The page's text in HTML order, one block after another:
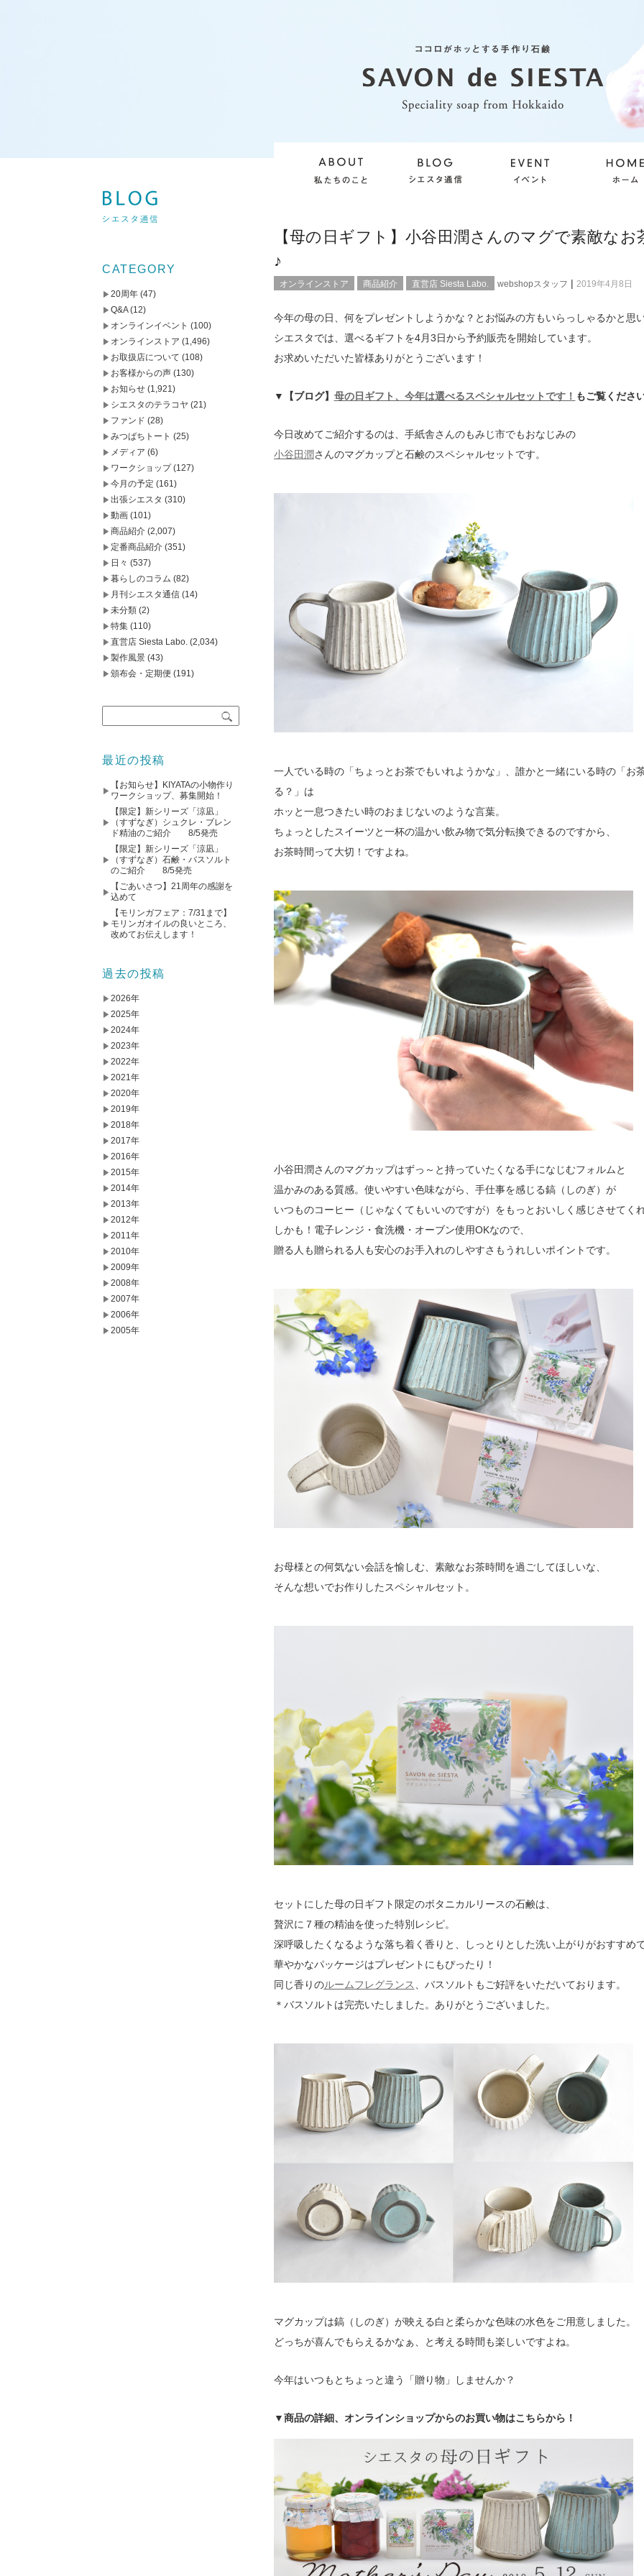
【母の日ギフト】小谷田潤さんのマグで素敵なお
♪
オンラインストア 商品紹介 直営店 Siesta Labo. webshopスタッフ | 2019年4月8日
今年の母の日、何をプレゼントしようかな？とお悩みの方もいらっしゃるかと思
シエスタでは、選べるギフトを4月3日から予約販売を開始しています。
お求めいただいた皆様ありがとうございます！
▼【ブログ】 母の日ギフト、今年は選べるスペシャルセットです！ もご覧くださ
今日改めてご紹介するのは、手紙舎さんのもみじ市でもおなじみの
小谷田潤さんのマグカップと石鹸のスペシャルセットです。
一人でいる時の「ちょっとお茶でもいれようかな」、誰かと一緒にいる時の「お
る？」は
ホッと一息つきたい時のおまじないのような言葉。
ちょっとしたスイーツと一杯の温かい飲み物で気分転換できるのですから、
お茶時間って大切！ですよね。
小谷田潤さんのマグカップはずっ～と持っていたくなる手になじむフォルムと
温かみのある質感。使いやすい色味ながら、手仕事を感じる鎬（しのぎ）が
いつものコーヒー（じゃなくてもいいのですが）をもっとおいしく感じさせてく
しかも！電子レンジ・食洗機・オーブン使用OKなので、
贈る人も贈られる人も安心のお手入れのしやすさもうれしいポイントです。
お母様との何気ない会話を愉しむ、素敵なお茶時間を過ごしてほしいな、
そんな想いでお作りしたスペシャルセット。
セットにした母の日ギフト限定のボタニカルリースの石鹸は、
贅沢に７種の精油を使った特別レシピ。
深呼吸したくなるような落ち着く香りと、しっとりとした洗い上がりがおすすめ
華やかなパッケージはプレゼントにもぴったり！
同じ香りのルームフレグランス 、バスソルトもご好評をいただいております。
＊バスソルトは完売いたしました。ありがとうございました。
マグカップは鎬（しのぎ）が映える白と柔らかな色味の水色をご用意しました。
どっちが喜んでもらえるかなぁ、と考える時間も楽しいですよね。
今年はいつもとちょっと違う「贈り物」しませんか？
▼商品の詳細、オンラインショップからのお買い物はこちらから！
CATEGORY
20周年 (47)
Q&A(12)
オンラインイベント (100)
オンラインストア (1,496)
お取扱店について (108)
お客様からの声 (130)
お知らせ (1,921)
シエスタのテラコヤ (21)
ファンド (28)
みつばちトート (25)
メディア (6)
ワークショップ(127)
今月の予定 (161)
出張シエスタ (310)
動画 (101)
商品紹介 (2,007)
定番商品紹介 (351)
日々 (537)
暮らしのコラム (82)
月刊シエスタ通信 (14)
未分類 (2)
特集 (110)
直営店 Siesta Labo. (2,034)
製作風景 (43)
頒布会・定期便 (191)
最近の投稿
【お知らせ】KIYATAの小物作り
ワークショップ、募集開始！
【限定】新シリーズ「涼凪」
（すずなぎ）シュクレ・ブレン
ド精油のご紹介 8/5発売
【限定】新シリーズ「涼凪」
（すずなぎ）石鹸・バスソルト
のご紹介 8/5発売
【ごあいさつ】21周年の感謝を
込めて
【モリンガフェア：7/31まで】
モリンガオイルの良いところ、
改めてお伝えします！
過去の投稿
2026年
2025年
2024年
2023年
2022年
2021年
2020年
2019年
2018年
2017年
2016年
2015年
2014年
2013年
2012年
2011年
2010年
2009年
2008年
2007年
2006年
2005年